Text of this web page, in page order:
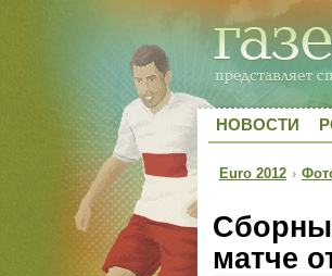
НОВОСТИ
Euro 2012 ›
матче